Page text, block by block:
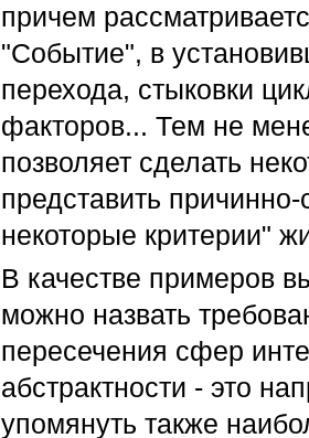
причем
"Событие", в
перехода, стыковки
факторов... Тем не
позволяет сделать
представить
некоторые критерии"
В качестве примеров
можно назвать
пересечения сфер
абстрактности - это
упомянуть также